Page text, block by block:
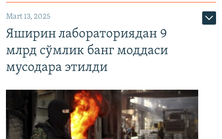
Mart 13, 2025
Яширин лабораториядан 9
млрд сўмлик банг моддаси
мусодара этилди